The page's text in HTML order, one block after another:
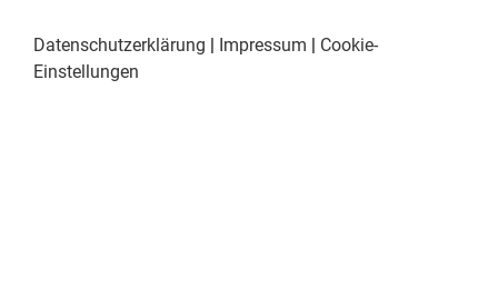
Datenschutzerklärung | Impressum | Cookie-
Einstellungen